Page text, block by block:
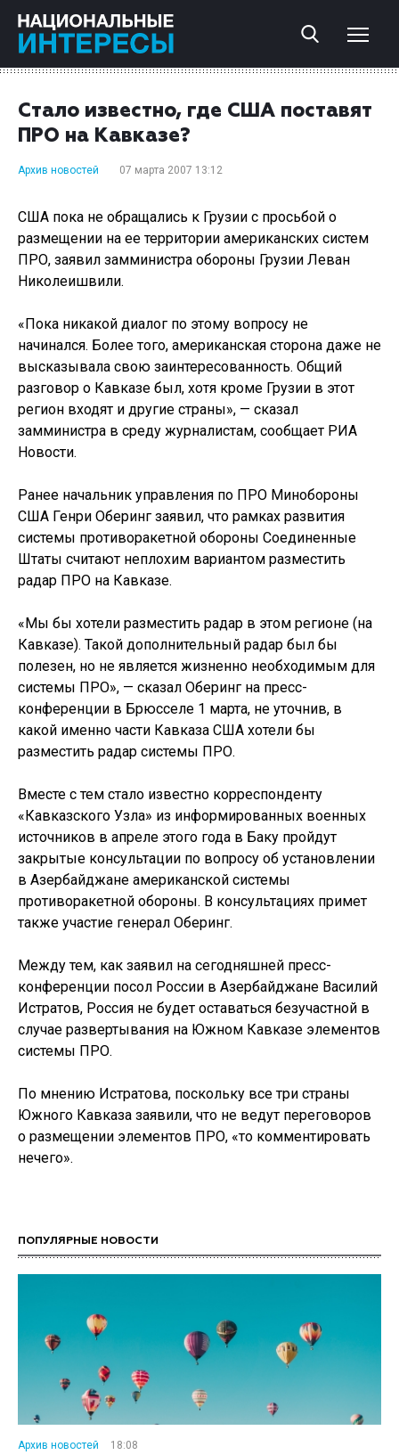
Стало известно, где США поставят
ПРО на Кавказе?
Архив новостей 07 марта 2007 13:12
США пока не обращались к Грузии с просьбой о
размещении на ее территории американских систем
ПРО, заявил замминистра обороны Грузии Леван
Николеишвили.
«Пока никакой диалог по этому вопросу не
начинался. Более того, американская сторона даже не
высказывала свою заинтересованность. Общий
разговор о Кавказе был, хотя кроме Грузии в этот
регион входят и другие страны», — сказал
замминистра в среду журналистам, сообщает РИА
Новости.
Ранее начальник управления по ПРО Минобороны
США Генри Оберинг заявил, что рамках развития
системы противоракетной обороны Соединенные
Штаты считают неплохим вариантом разместить
радар ПРО на Кавказе.
«Мы бы хотели разместить радар в этом регионе (на
Кавказе). Такой дополнительный радар был бы
полезен, но не является жизненно необходимым для
системы ПРО», — сказал Оберинг на пресс-
конференции в Брюсселе 1 марта, не уточнив, в
какой именно части Кавказа США хотели бы
разместить радар системы ПРО.
Вместе с тем стало известно корреспонденту
«Кавказского Узла» из информированных военных
источников в апреле этого года в Баку пройдут
закрытые консультации по вопросу об установлении
в Азербайджане американской системы
противоракетной обороны. В консультациях примет
также участие генерал Оберинг.
Между тем, как заявил на сегодняшней пресс-
конференции посол России в Азербайджане Василий
Истратов, Россия не будет оставаться безучастной в
случае развертывания на Южном Кавказе элементов
системы ПРО.
По мнению Истратова, поскольку все три страны
Южного Кавказа заявили, что не ведут переговоров
о размещении элементов ПРО, «то комментировать
нечего».
ПОПУЛЯРНЫЕ НОВОСТИ
Архив новостей
18:08